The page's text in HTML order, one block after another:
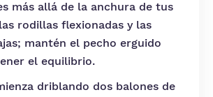
más allá de la anchura de tus
rodillas flexionadas y las
mantén el pecho erguido
el equilibrio.
driblando dos balones de